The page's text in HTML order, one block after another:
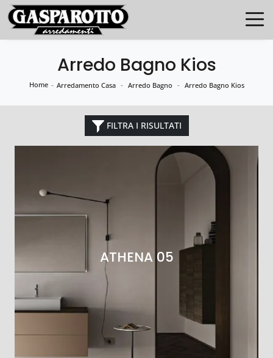
Arredo Bagno Kios
Home - Arredamento Casa - Arredo Bagno - Arredo Bagno Kios
FILTRA I RISULTATI
ATHENA 05